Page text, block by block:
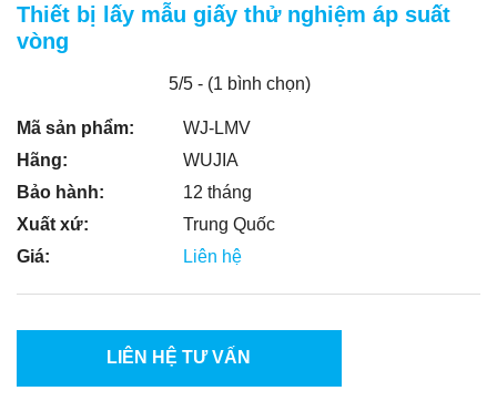
Thiết bị lấy mẫu giấy thử nghiệm áp suất
vòng
5/5 - (1 bình chọn)
Mã sản phẩm:
WJ-LMV
Hãng:
WUJIA
Bảo hành:
12 tháng
Xuất xứ:
Trung Quốc
Giá:
Liên hệ
LIÊN HỆ TƯ VẤN